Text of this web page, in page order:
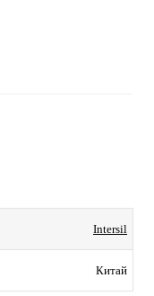
Intersil
Китай